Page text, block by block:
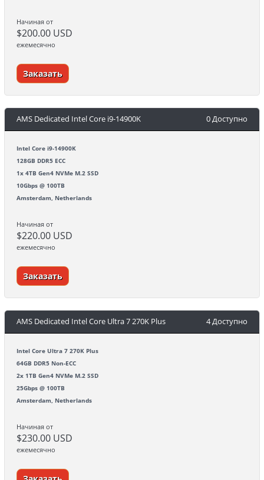
Начиная от
$200.00 USD
ежемесячно
Заказать
AMS Dedicated Intel Core i9-14900K 0 Доступно
Intel Core i9-14900K
128GB DDR5 ECC
1x 4TB Gen4 NVMe M.2 SSD
10Gbps @ 100TB
Amsterdam, Netherlands
Начиная от
$220.00 USD
ежемесячно
Заказать
AMS Dedicated Intel Core Ultra 7 270K Plus 4 Доступно
Intel Core Ultra 7 270K Plus
64GB DDR5 Non-ECC
2x 1TB Gen4 NVMe M.2 SSD
25Gbps @ 100TB
Amsterdam, Netherlands
Начиная от
$230.00 USD
ежемесячно